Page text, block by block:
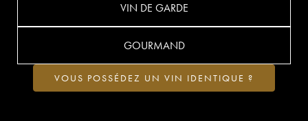
VIN DE GARDE
GOURMAND
VOUS POSSÉDEZ UN VIN IDENTIQUE ?